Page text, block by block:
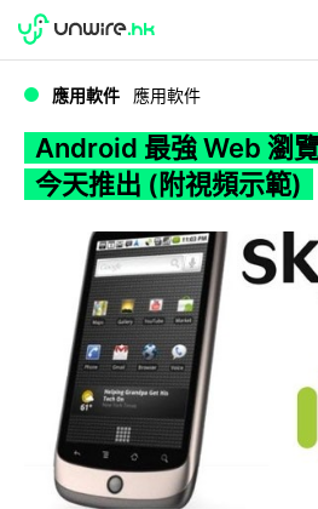
WWDC 2026
應用軟件 應用軟件
Android 最強 Web 瀏
今天推出 (附視頻示範)